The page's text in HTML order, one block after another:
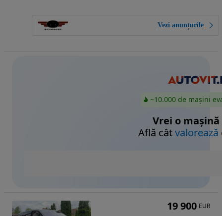
Vezi anunțurile
~10.000 de mașini
Vrei o mașină
Află câtvalorează
19 900 EUR